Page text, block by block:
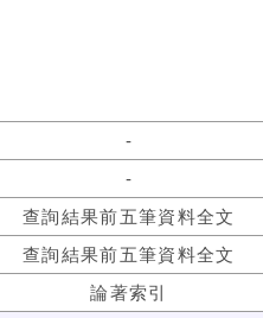
-
-
查詢結果前五筆資料全文
查詢結果前五筆資料全文
論著索引